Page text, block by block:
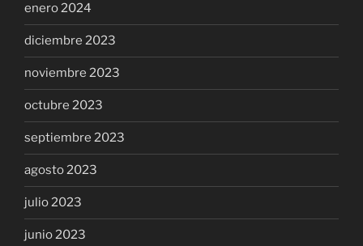
enero 2024
diciembre 2023
noviembre 2023
octubre 2023
septiembre 2023
agosto 2023
julio 2023
junio 2023